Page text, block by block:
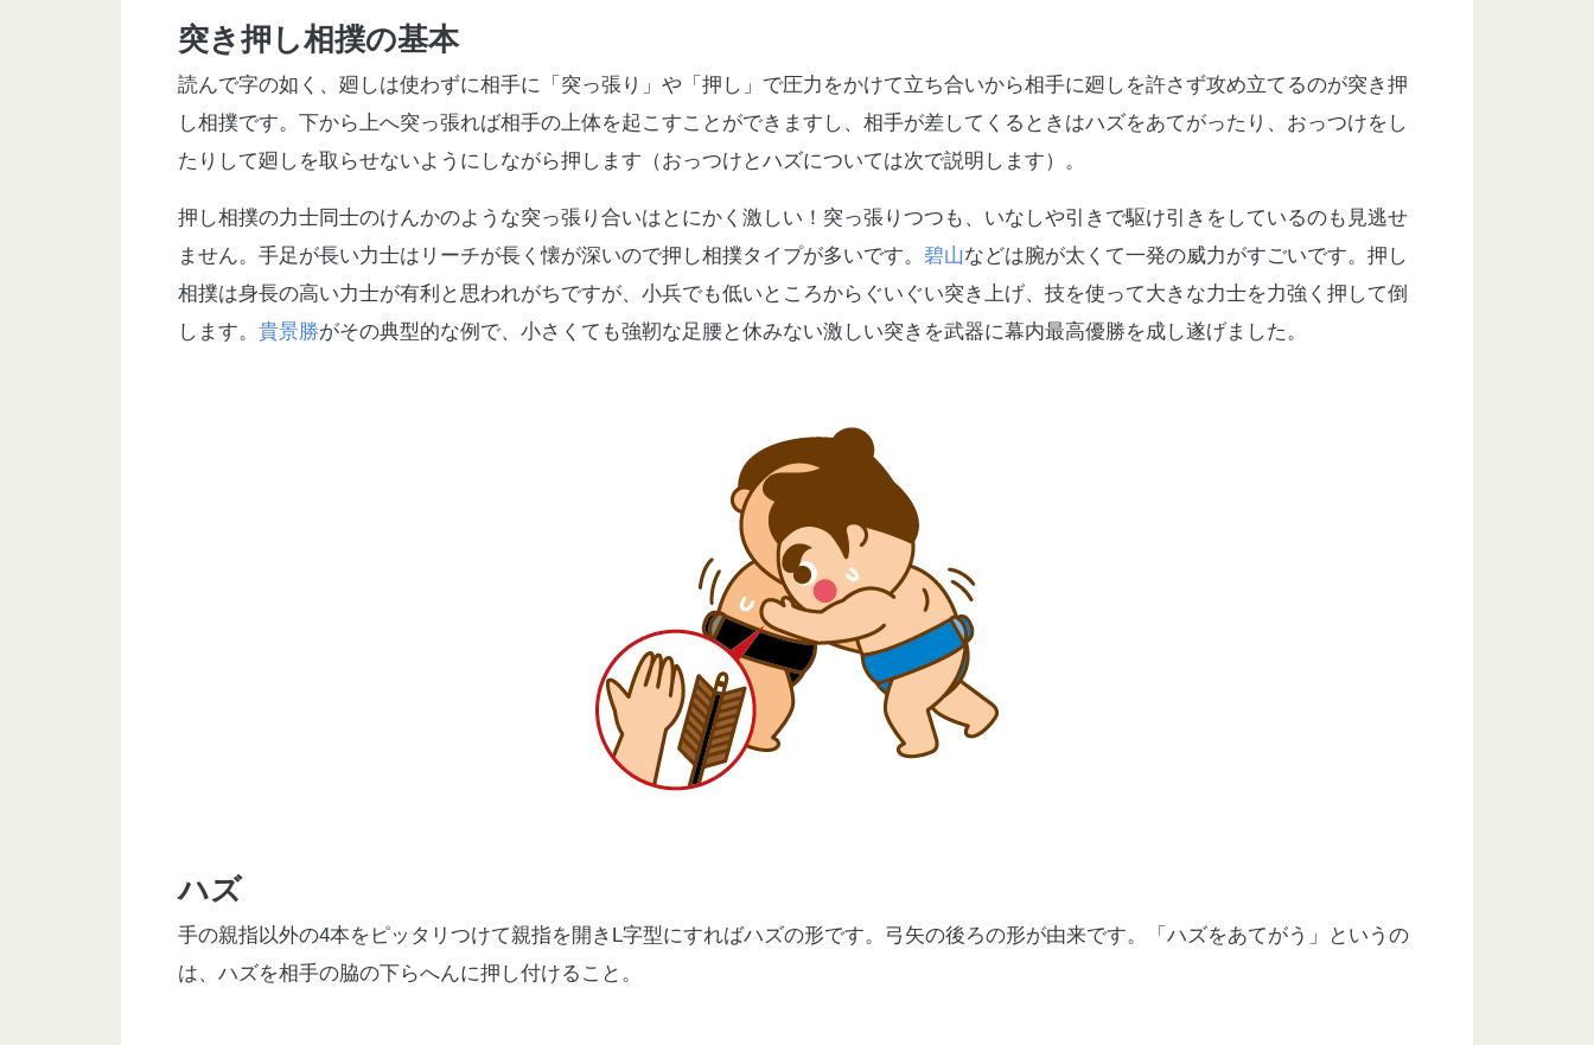
突き押し相撲の基本
読んで字の如く、廻しは使わずに相手に「突っ張り」や「押し」で圧力をかけて立ち合いから相手に廻しを許さず攻め立てるのが突き押
し相撲です。下から上へ突っ張れば相手の上体を起こすことができますし、相手が差してくるときはハズをあてがったり、おっつけをし
たりして廻しを取らせないようにしながら押します（おっつけとハズについては次で説明します）。
押し相撲の力士同士のけんかのような突っ張り合いはとにかく激しい！突っ張りつつも、いなしや引きで駆け引きをしているのも見逃せ
ません。手足が長い力士はリーチが長く懐が深いので押し相撲タイプが多いです。 碧山などは腕が太くて一発の威力がすごいです。押し
相撲は身長の高い力士が有利と思われがちですが、小兵でも低いところからぐいぐい突き上げ、技を使って大きな力士を力強く押して倒
します。 貴景勝がその典型的な例で、小さくても強靭な足腰と休みない激しい突きを武器に幕内最高優勝を成し遂げました。
ハズ
手の親指以外の4本をピッタリつけて親指を開き L字型にすればハズの形です。弓矢の後ろの形が由来です。「ハズをあてがう」というの
は、ハズを相手の脇の下らへんに押し付けること。